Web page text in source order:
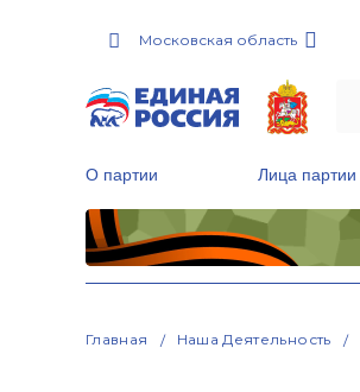
Московская область
О партии Лица партии
Главная Наша Деятельность